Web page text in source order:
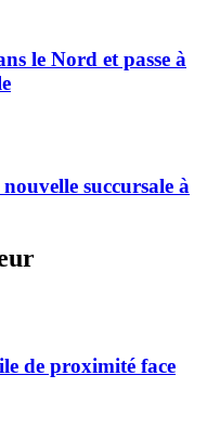
le Nord et passe à
succursale à
de proximité face